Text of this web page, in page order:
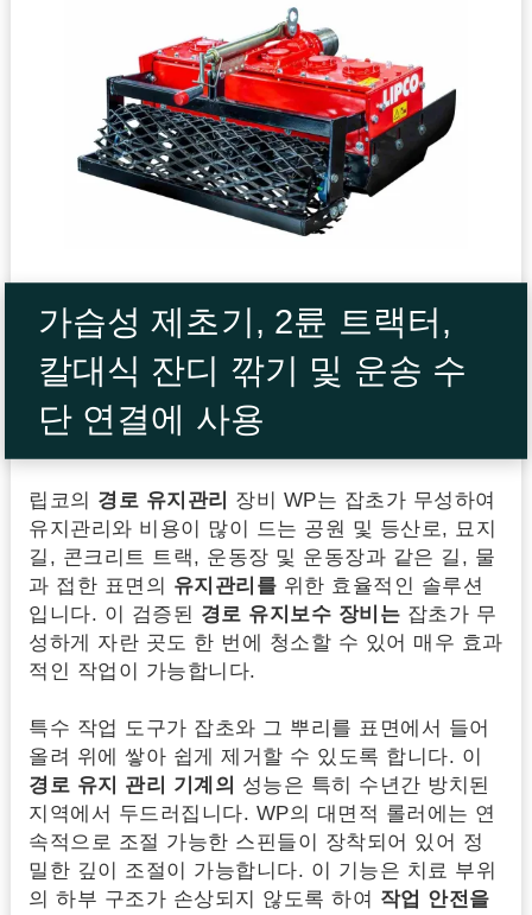
가습성 제초기, 2륜 트랙터,
칼대식 잔디 깎기 및 운송 수
단 연결에 사용
립코의 경로 유지관리
장비 WP는 잡초가 무성하여
유지관리와 비용이 많이 드는 공원 및 등산로, 묘지
길, 콘크리트 트랙, 운동장 및 운동장과 같은 길, 물
과 접한 표면의 유지관리를 위한 효율적인 솔루션
입니다. 이 검증된 경로 유지보수 장비는 잡초가 무
성하게 자란 곳도 한 번에 청소할 수 있어 매우 효과
적인 작업이 가능합니다.
특수 작업 도구가 잡초와 그 뿌리를 표면에서 들어
올려 위에 쌓아 쉽게 제거할 수 있도록 합니다. 이
경로 유지 관리 기계의 성능은 특히 수년간 방치된
지역에서 두드러집니다. WP의 대면적 롤러에는 연
속적으로 조절 가능한 스핀들이 장착되어 있어 정
밀한 깊이 조절이 가능합니다. 이 기능은 치료 부위
의 하부 구조가 손상되지 않도록 하여 작업 안전을